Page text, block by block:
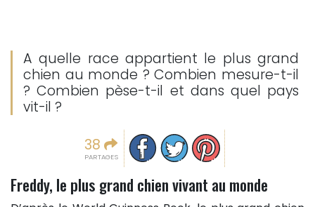
A quelle race appartient le plus grand
chien au monde ? Combien mesure-t-il
? Combien pèse-t-il et dans quel pays
vit-il ?
38
PARTAGES
Partager sur facebook
Partager sur Twitter
Epingler sur Pinterest
Freddy, le plus grand chien vivant au monde